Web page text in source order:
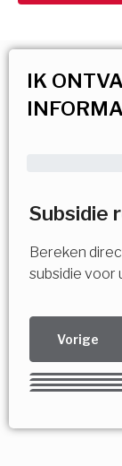
IK
Subsidie
Bereken
subsidie voor
Vorige
Kies uw
Vorige